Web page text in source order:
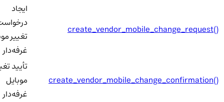
create_vendor_mobile_change_request()
ایجاد
درخواست
تغییر
غرفه‌دار
create_vendor_mobile_change_confirmation()
تأیید
موبایل
غرفه‌دار